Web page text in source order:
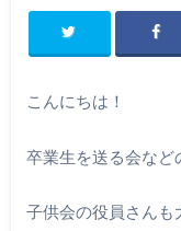
こんにちは！
卒業生を送る会など
子供会の役員さんも